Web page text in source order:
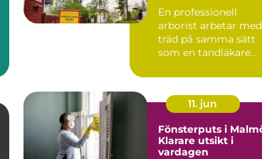
En professionell
arborist arbetar med
träd på samma sätt
som en tandläkare
tid...
11. jun
Fönsterputs i
Klarare utsikt i
vardagen